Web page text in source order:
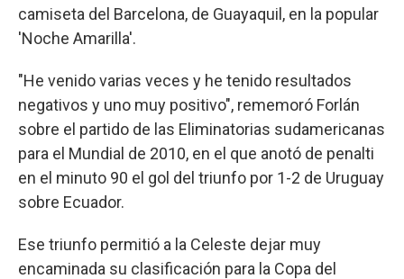
camiseta del Barcelona, de Guayaquil, en la popular
'Noche Amarilla'.
"He venido varias veces y he tenido resultados
negativos y uno muy positivo", rememoró Forlán
sobre el partido de las Eliminatorias sudamericanas
para el Mundial de 2010, en el que anotó de penalti
en el minuto 90 el gol del triunfo por 1-2 de Uruguay
sobre Ecuador.
Ese triunfo permitió a la Celeste dejar muy
encaminada su clasificación para la Copa del